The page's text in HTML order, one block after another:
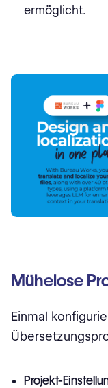
ermöglicht.
Mühelose
Einmal
Projekt-